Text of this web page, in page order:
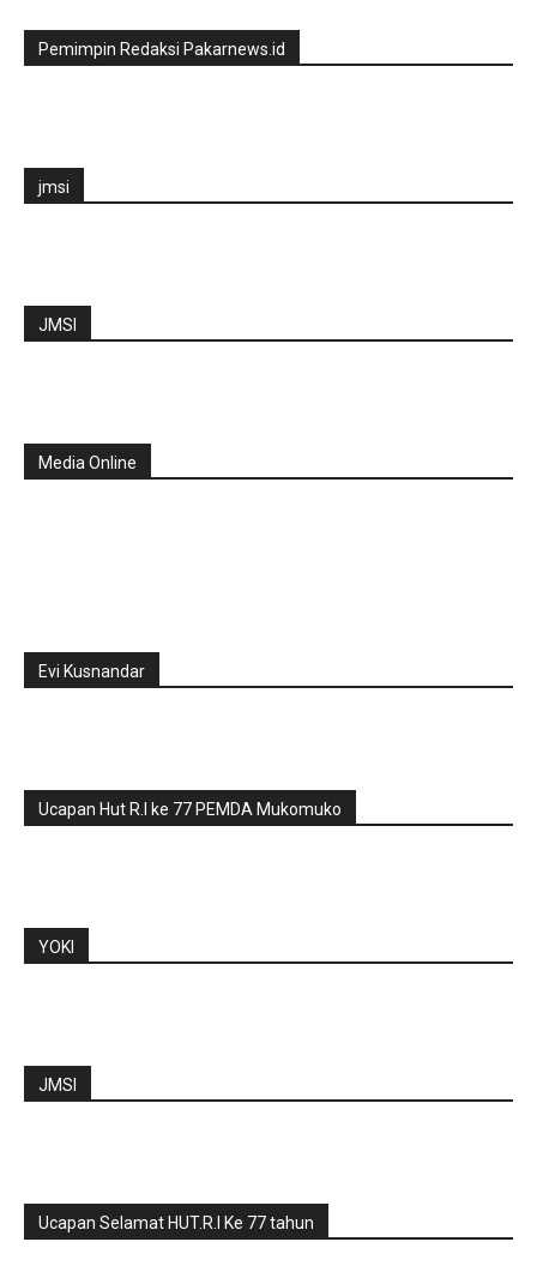
Pemimpin Redaksi Pakarnews.id
jmsi
JMSI
Media Online
Evi Kusnandar
Ucapan Hut R.I ke 77 PEMDA Mukomuko
YOKI
JMSI
Ucapan Selamat HUT.R.I Ke 77 tahun